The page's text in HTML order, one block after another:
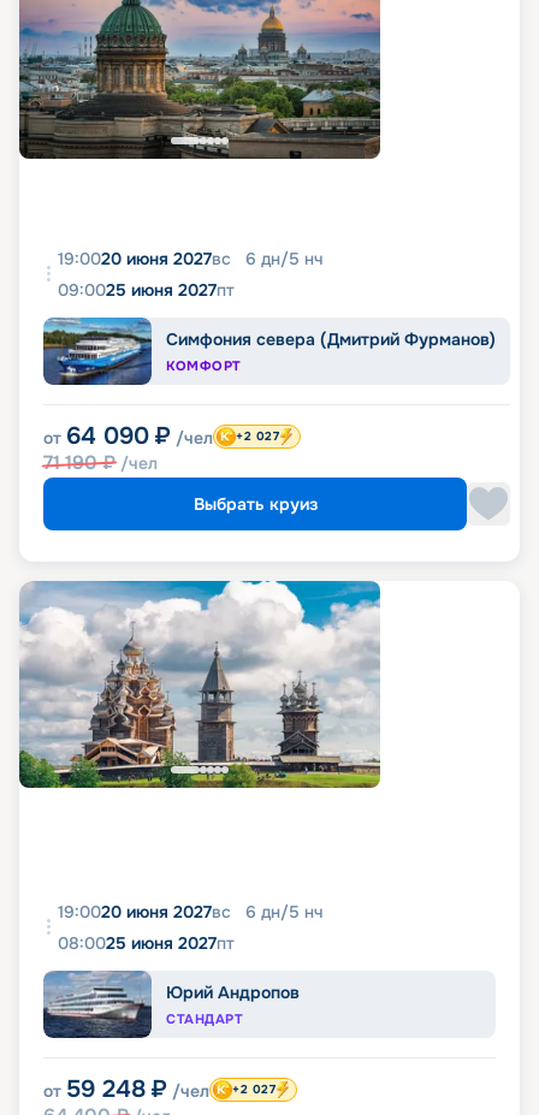
19:0020 июня 2027вс 6 дн/5 нч
09:0025 июня 2027пт
Симфония севера (Дмитрий Фурманов)
КОМФОРТ
от 64 090 ₽ /чел
71 190₽ /чел
+2 027
Выбрать круиз
19:0020 июня 2027вс 6 дн/5 нч
08:0025 июня 2027пт
Юрий Андропов
СТАНДАРТ
от 59 248 ₽ /чел +2 027